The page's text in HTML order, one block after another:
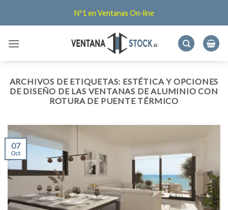
Nº1 en Ventanas On-line
ARCHIVOS DE ETIQUETAS: ESTÉTICA Y OPCIONES
DE DISEÑO DE LAS VENTANAS DE ALUMINIO CON
ROTURA DE PUENTE TÉRMICO
07
Oct